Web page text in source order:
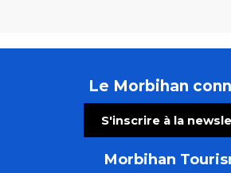
Le Morbihan
S'inscrire à la
Morbihan